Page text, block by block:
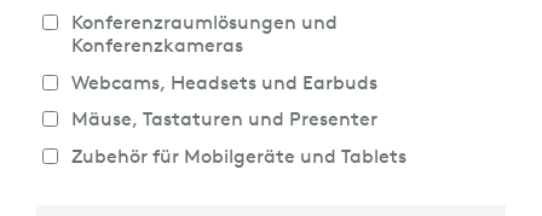
Konferenzraumlösungen und
Konferenzkameras
Webcams, Headsets und Earbuds
Mäuse, Tastaturen und Presenter
Zubehör für Mobilgeräte und Tablets